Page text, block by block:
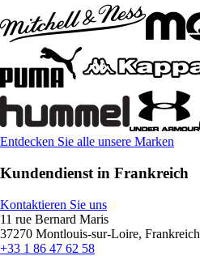
Entdecken Sie alle unsere Marken
Kundendienst in Frankreich
Kontaktieren Sie uns
11 rue Bernard Maris
37270 Montlouis-sur-Loire, Frankreich
+33 1 86 47 62 58